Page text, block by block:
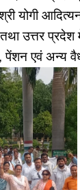
योगी
उत्तर
पेंशन एवं अन्य